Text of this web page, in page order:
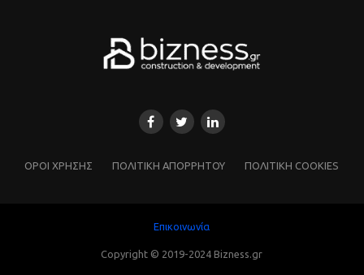
ΌΡΟΙ ΧΡΗΣΗΣ ΠΟΛΙΤΙΚΗ ΑΠΟΡΡΗΤΟΥ ΠΟΛΙΤΙΚΗ COOKIES
Επικοινωνία
Copyright © 2019-2024 Bizness.gr